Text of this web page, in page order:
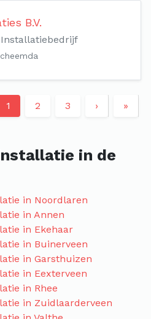
B.V.
Installatiebedrijf
1 2 3 › »
in de
in Noordlaren
in Annen
in Ekehaar
in Buinerveen
in Garsthuizen
in Eexterveen
in Rhee
in Zuidlaarderveen